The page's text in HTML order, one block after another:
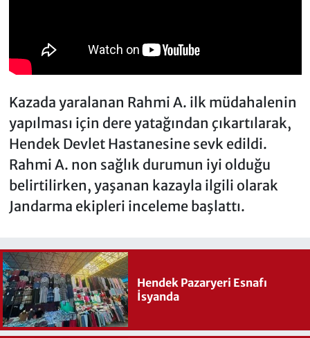
Kazada yaralanan Rahmi A. ilk müdahalenin
yapılması için dere yatağından çıkartılarak,
Hendek Devlet Hastanesine sevk edildi.
Rahmi A. non sağlık durumun iyi olduğu
belirtilirken, yaşanan kazayla ilgili olarak
Jandarma ekipleri inceleme başlattı.
Hendek Pazaryeri Esnafı
İsyanda